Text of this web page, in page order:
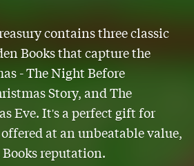
contains three classic
Books that capture the
- The Night Before
Story, and The
Eve. It's a perfect gift for
at an unbeatable value,
reputation.